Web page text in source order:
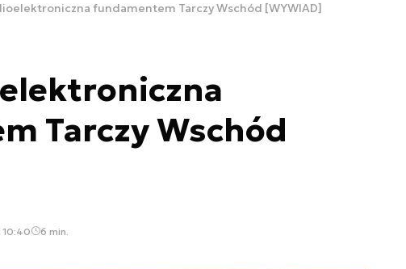
fundamentem Tarczy Wschód [WYWIAD]
Tarczy Wschód
10:40 6 min.